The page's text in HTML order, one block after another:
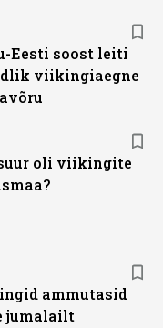
Eesti soost leiti
viikingiaegne
oli viikingite
ammutasid
jumalailt